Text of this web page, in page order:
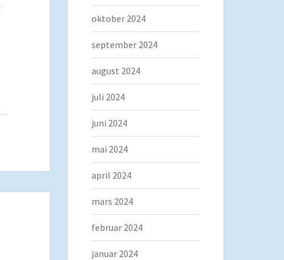
oktober 2024
september 2024
august 2024
juli 2024
juni 2024
mai 2024
april 2024
mars 2024
februar 2024
januar 2024